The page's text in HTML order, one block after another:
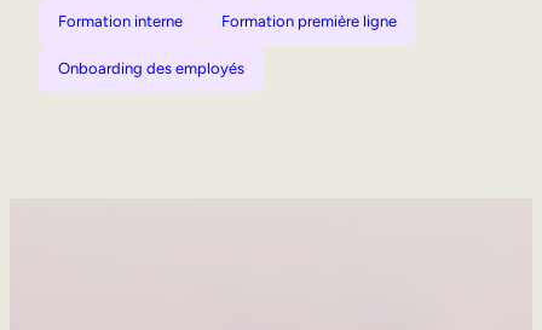
Formation interne Formation première ligne
Onboarding des employés